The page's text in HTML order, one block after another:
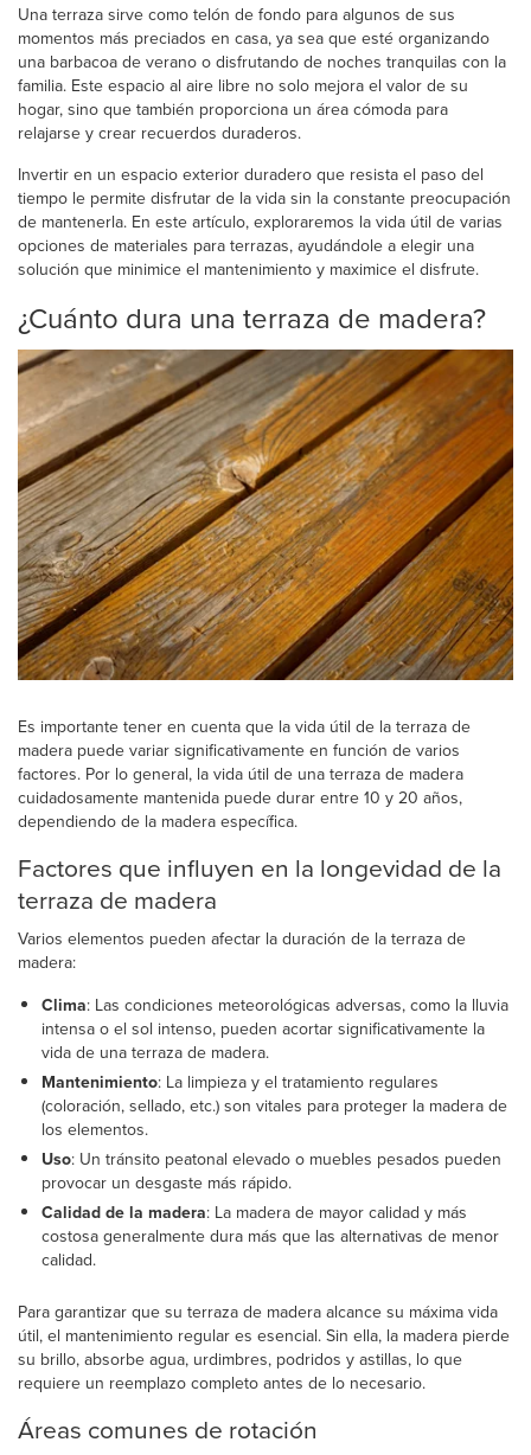
Una terraza sirve como telón de fondo para algunos de sus
momentos más preciados en casa, ya sea que esté organizando
una barbacoa de verano o disfrutando de noches tranquilas con la
familia. Este espacio al aire libre no solo mejora el valor de su
hogar, sino que también proporciona un área cómoda para
relajarse y crear recuerdos duraderos.
Invertir en un espacio exterior duradero que resista el paso del
tiempo le permite disfrutar de la vida sin la constante preocupación
de mantenerla. En este artículo, exploraremos la vida útil de varias
opciones de materiales para terrazas, ayudándole a elegir una
solución que minimice el mantenimiento y maximice el disfrute.
¿Cuánto dura una terraza de madera?
Es importante tener en cuenta que la vida útil de la terraza de
madera puede variar significativamente en función de varios
factores. Por lo general, la vida útil de una terraza de madera
cuidadosamente mantenida puede durar entre 10 y 20 años,
dependiendo de la madera específica.
Factores que influyen en la longevidad de la
terraza de madera
Varios elementos pueden afectar la duración de la terraza de
madera:
Clima: Las condiciones meteorológicas adversas, como la lluvia
intensa o el sol intenso, pueden acortar significativamente la
vida de una terraza de madera.
Mantenimiento: La limpieza y el tratamiento regulares
(coloración, sellado, etc.) son vitales para proteger la madera de
los elementos.
Uso: Un tránsito peatonal elevado o muebles pesados pueden
provocar un desgaste más rápido.
Calidad de la madera: La madera de mayor calidad y más
costosa generalmente dura más que las alternativas de menor
calidad.
Para garantizar que su terraza de madera alcance su máxima vida
útil, el mantenimiento regular es esencial. Sin ella, la madera pierde
su brillo, absorbe agua, urdimbres, podridos y astillas, lo que
requiere un reemplazo completo antes de lo necesario.
Áreas comunes de rotación